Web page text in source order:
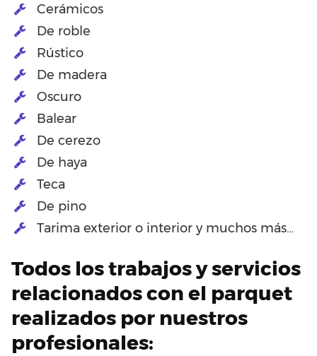
Cerámicos
De roble
Rústico
De madera
Oscuro
Balear
De cerezo
De haya
Teca
De pino
Tarima exterior o interior y muchos más…
Todos los trabajos y servicios
relacionados con el parquet
realizados por nuestros
profesionales: